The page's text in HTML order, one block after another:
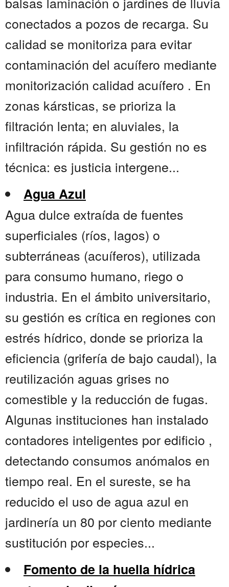
conectados a pozos de recarga. Su
calidad se monitoriza para evitar
contaminación del acuífero mediante
monitorización calidad acuífero . En
zonas kársticas, se prioriza la
filtración lenta; en aluviales, la
infiltración rápida. Su gestión no es
técnica: es justicia intergene...
Agua Azul
Agua dulce extraída de fuentes
superficiales (ríos, lagos) o
subterráneas (acuíferos), utilizada
para consumo humano, riego o
industria. En el ámbito universitario,
su gestión es crítica en regiones con
estrés hídrico, donde se prioriza la
eficiencia (grifería de bajo caudal), la
reutilización aguas grises no
comestible y la reducción de fugas.
Algunas instituciones han instalado
contadores inteligentes por edificio ,
detectando consumos anómalos en
tiempo real. En el sureste, se ha
reducido el uso de agua azul en
jardinería un 80 por ciento mediante
sustitución por especies...
Fomento de la huella hídrica